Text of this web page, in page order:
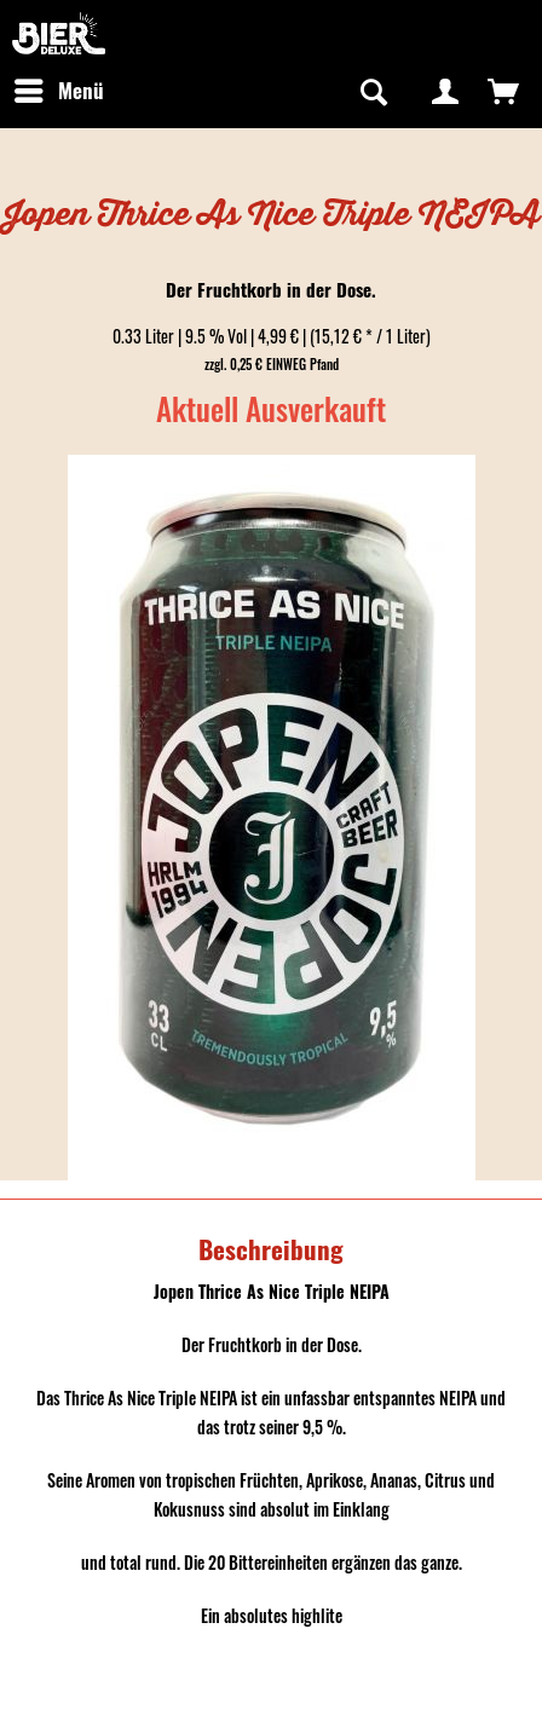
Kostenfreier Versand in Deutschland
Menü
Jopen Thrice As Nice Triple NEIPA
Der Fruchtkorb in der Dose.
0.33 Liter | 9.5 % Vol | 4,99 € | (15,12 € * / 1 Liter)
zzgl. 0,25 € EINWEG Pfand
Aktuell Ausverkauft
Beschreibung
Jopen Thrice As Nice Triple NEIPA
Der Fruchtkorb in der Dose.
Das Thrice As Nice Triple NEIPA ist ein unfassbar entspanntes NEIPA und
das trotz seiner 9,5 %.
Seine Aromen von tropischen Früchten, Aprikose, Ananas, Citrus und
Kokusnuss sind absolut im Einklang
und total rund. Die 20 Bittereinheiten ergänzen das ganze.
Ein absolutes highlite